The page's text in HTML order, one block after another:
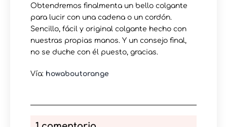
Obtendremos finalmenta un bello colgante
para lucir con una cadena o un cordón.
Sencillo, fácil y original colgante hecho con
nuestras propias manos. Y un consejo final,
no se duche con él puesto, gracias.
Vía: howaboutorange